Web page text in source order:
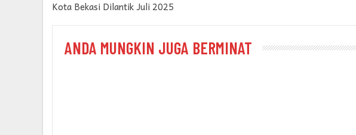
Kota Bekasi Dilantik Juli 2025
ANDA MUNGKIN JUGA BERMINAT